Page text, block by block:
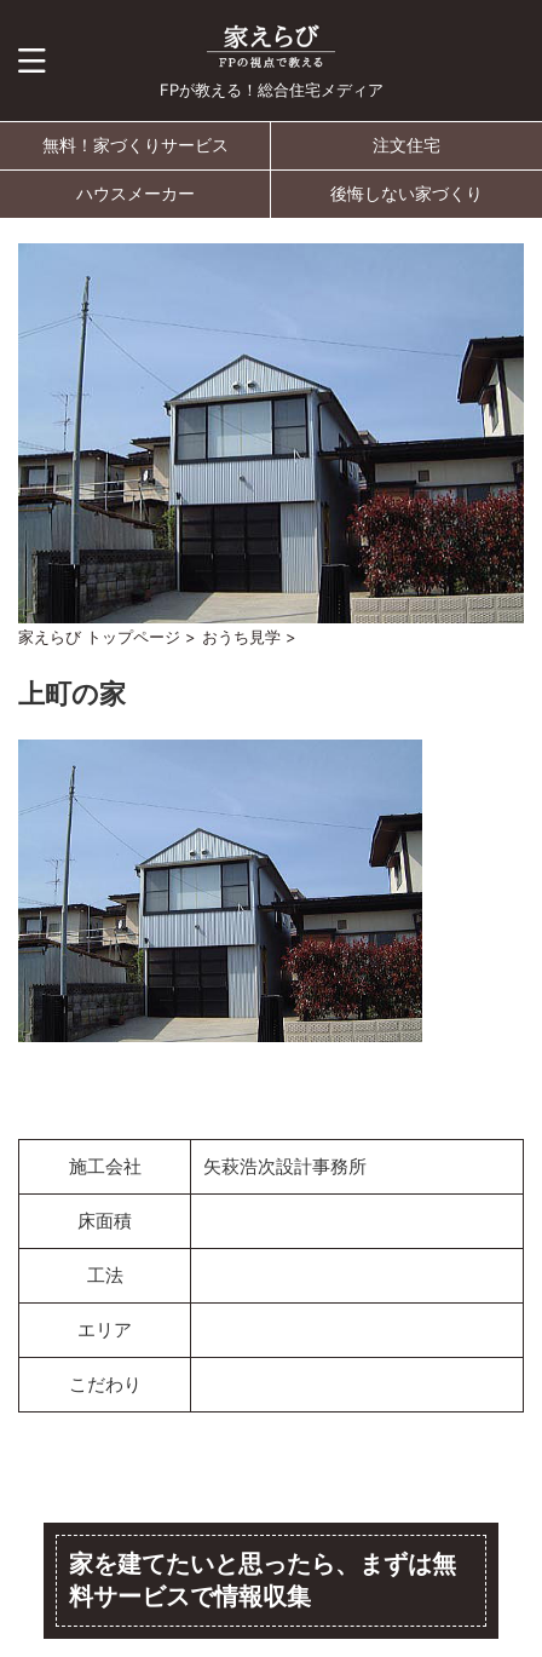
FPが教える！総合住宅メディア
無料！家づくりサービス 注文住宅
ハウスメーカー 後悔しない家づくり
家えらび トップページ > おうち見学 >
上町の家
施工会社 矢萩浩次設計事務所
床面積
工法
エリア
こだわり
家を建てたいと思ったら、まずは無
料サービスで情報収集